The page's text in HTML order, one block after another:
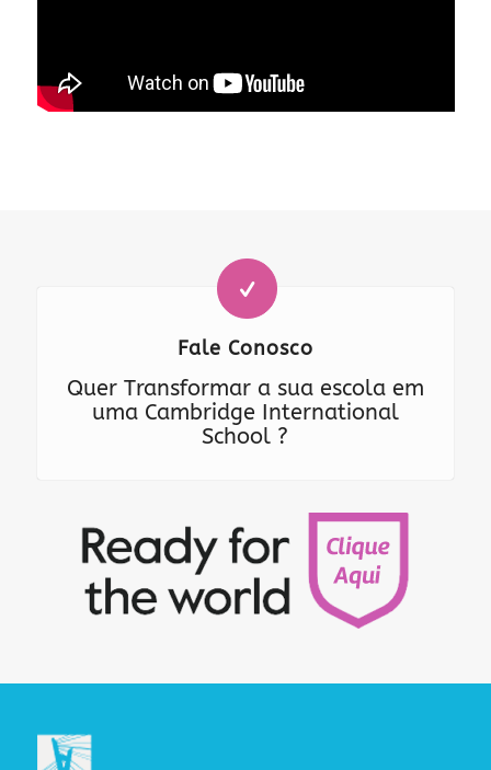
Fale Conosco
Quer Transformar a sua escola em
uma Cambridge International
School ?